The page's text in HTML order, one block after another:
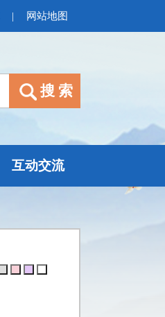
| 网站地图
互动交流